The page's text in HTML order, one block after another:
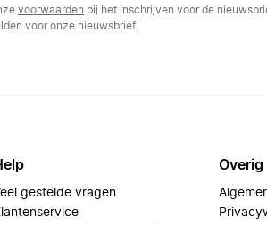
voorwaarden bij het inschrijven voor de
voor onze nieuwsbrief.
gestelde vragen
Overig